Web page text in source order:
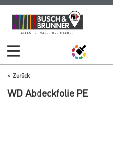
Zum
Inhalt
Zum
Navigationsmenü
Zurück
WD Abdeckfolie PE